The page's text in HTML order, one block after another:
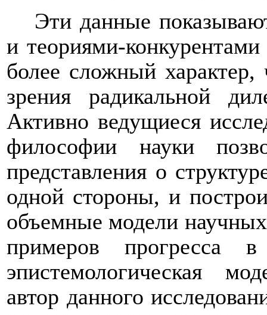
Эти данные
и теориями-
более сложный характер,
зрения радикальной
Активно ведущиеся
философии науки
представления о
одной стороны, и
объемные модели
примеров прогресса
эпистемологическая
автор данного